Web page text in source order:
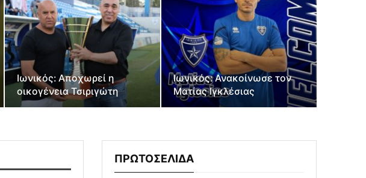
Ιωνικός: Αποχωρεί η
οικογένεια Τσιριγώτη
Ιωνικός: Ανακοίνωσε τον
Ματίας Ιγκλέσιας
ΠΡΩΤΟΣΕΛΙΔΑ